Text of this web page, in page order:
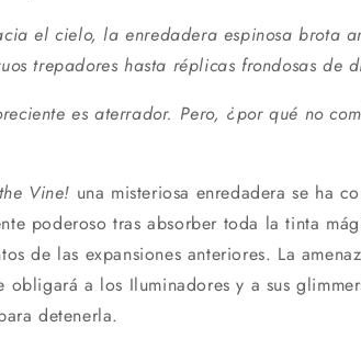
el cielo, la enredadera espinosa brota
trepadores hasta réplicas frondosas de
es aterrador. Pero, ¿por qué no
Vine! una misteriosa enredadera se ha
poderoso tras absorber toda la tinta
de las expansiones anteriores. La
obligará a los Iluminadores y a sus
detenerla.